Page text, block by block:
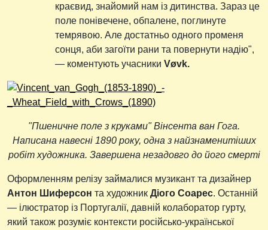
краєвид, знайомий нам із дитинства. Зараз це
поле понівечене, обпалене, поглинуте
темрявою. Але достатньо одного променя
сонця, аби загоїти рани та повернути надію",
— коментують учасники Vøvk.
"Пшеничне поле з круками" Вінсента ван Гога.
Написана навесні 1890 року, одна з найзнаменитіших
робіт художника. Завершена незадовго до його смерті
Оформленням релізу займалися музикант та дизайнер
Антон Шиферсон та художник Діого Соарес. Останній
— ілюстратор із Португалії, давній колаборатор гурту,
який також розуміє контексти російсько-української